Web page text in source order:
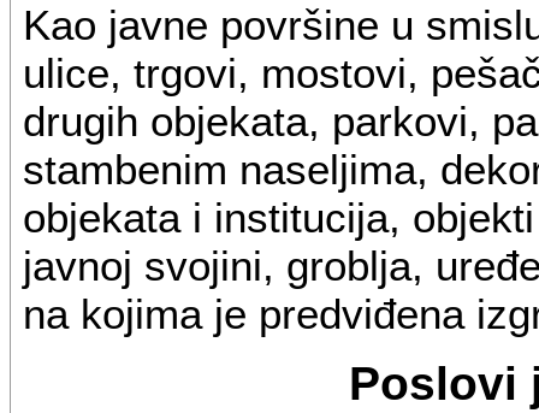
Kao javne površine u
ulice, trgovi, mostovi,
drugih objekata, parkovi,
stambenim naseljima,
objekata i institucija,
javnoj svojini, groblja,
na kojima je predviđena
Poslovi